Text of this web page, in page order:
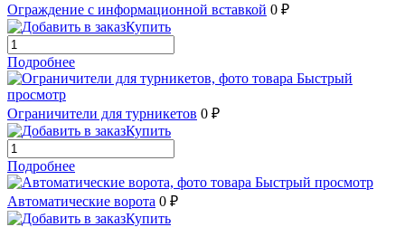
Ограждение с информационной вставкой 0 ₽
Купить
Подробнее
Быстрый
просмотр
Ограничители для турникетов 0 ₽
Купить
Подробнее
Быстрый просмотр
Автоматические ворота 0 ₽
Купить